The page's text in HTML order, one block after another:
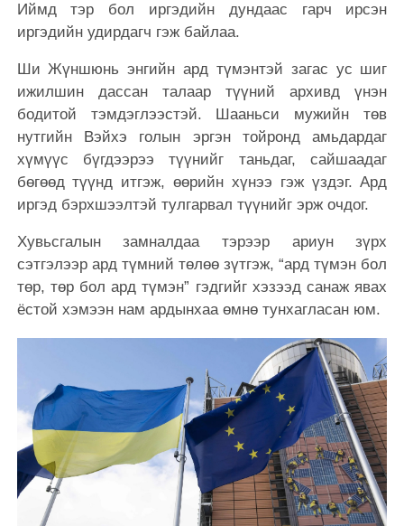
Иймд тэр бол иргэдийн дундаас гарч ирсэн
иргэдийн удирдагч гэж байлаа.
Ши Жүншюнь энгийн ард түмэнтэй загас ус шиг
ижилшин дассан талаар түүний архивд үнэн
бодитой тэмдэглээстэй. Шааньси мужийн төв
нутгийн Вэйхэ голын эргэн тойронд амьдардаг
хүмүүс бүгдээрээ түүнийг таньдаг, сайшаадаг
бөгөөд түүнд итгэж, өөрийн хүнээ гэж үздэг. Ард
иргэд бэрхшээлтэй тулгарвал түүнийг эрж очдог.
Хувьсгалын замналдаа тэрээр ариун зүрх
сэтгэлээр ард түмний төлөө зүтгэж, “ард түмэн бол
төр, төр бол ард түмэн” гэдгийг хэзээд санаж явах
ёстой хэмээн нам ардынхаа өмнө тунхагласан юм.